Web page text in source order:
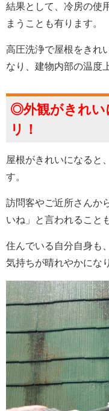
結果として、冷房の使
まうことも有ります。
高圧洗浄で屋根をきれ
なり、建物内部の温度
◎外観がきれい
リ！
屋根がきれいになると
す。
訪問客やご近所さんか
いね」と言われること
住んでいる自分自身も
気持ちが晴れやかにな